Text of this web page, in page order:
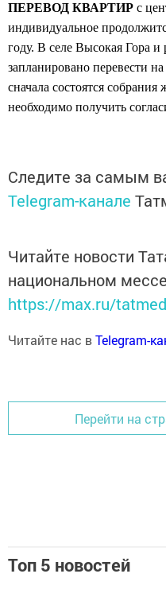
ПЕРЕВОД КВАРТИР с
индивидуальное
году. В селе Высокая Гора
запланировано перевести
сначала состоятся
необходимо получить
Следите за самым
Telegram-канале
Читайте новости
национальном
https://max.ru/
Читайте нас вTelegram-
Перейти на
Топ 5 новостей